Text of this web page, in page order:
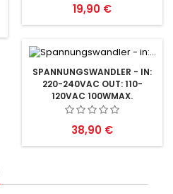
Preis
19,90 €
SPANNUNGSWANDLER - IN:
220-240VAC OUT: 110-
120VAC 100WMAX.
Preis
38,90 €